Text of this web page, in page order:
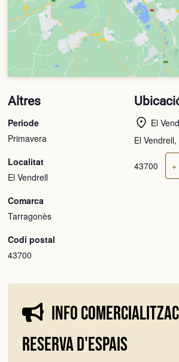
El
El Vendrell,
43700
Altres
Periode
Primavera
Localitat
El Vendrell
Comarca
Tarragonès
Codi postal
43700
Info
reserva d'espais